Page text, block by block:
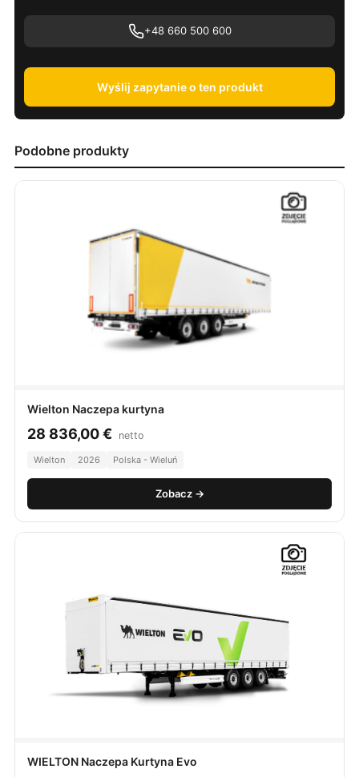
+48 660 500 600
Wyślij zapytanie o ten produkt
Podobne produkty
Wielton Naczepa kurtyna
28 836,00€ netto
Wielton 2026 Polska - Wieluń
Zobacz →
WIELTON Naczepa Kurtyna Evo